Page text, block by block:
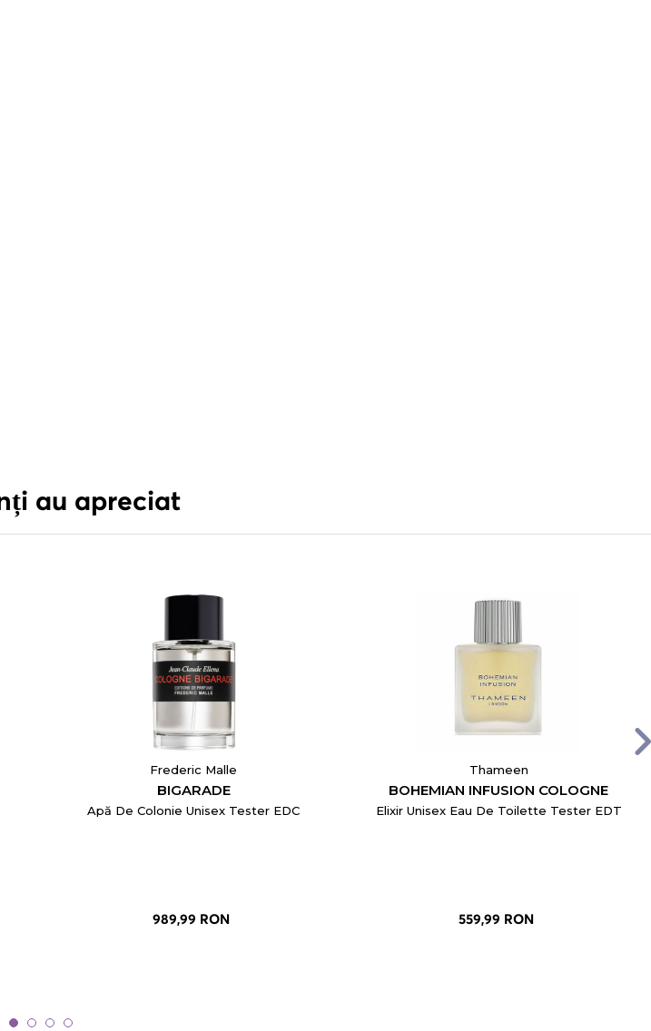
au apreciat
Frederic Malle
BIGARADE
Apă De Colonie Unisex Tester EDC
989,99 RON
Thameen
BOHEMIAN INFUSION COLOGNE
Elixir Unisex Eau De Toilette Tester EDT
559,99 RON